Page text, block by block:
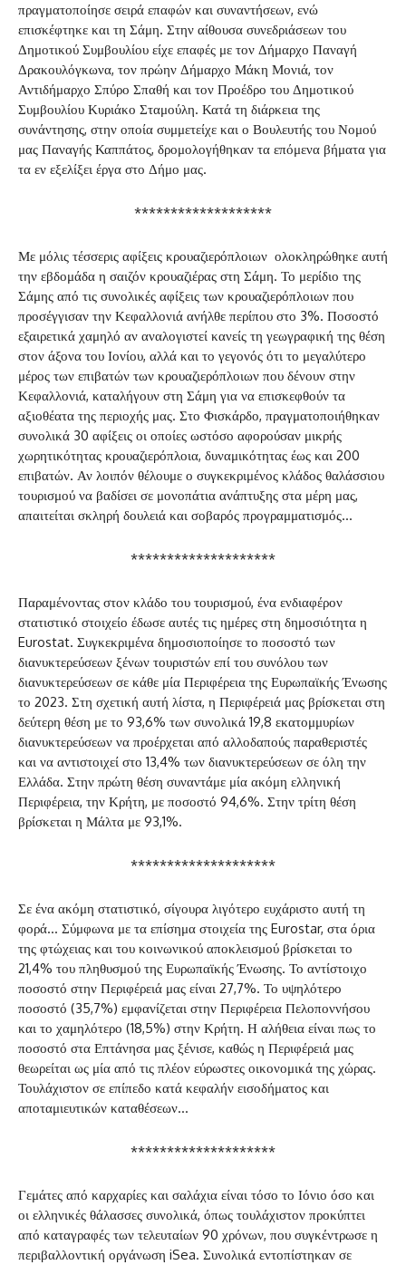
πραγματοποίησε σειρά επαφών και συναντήσεων, ενώ
επισκέφτηκε και τη Σάμη. Στην αίθουσα συνεδριάσεων του
Δημοτικού Συμβουλίου είχε επαφές με τον Δήμαρχο Παναγή
Δρακουλόγκωνα, τον πρώην Δήμαρχο Μάκη Μονιά, τον
Αντιδήμαρχο Σπύρο Σπαθή και τον Προέδρο του Δημοτικού
Συμβουλίου Κυριάκο Σταμούλη. Κατά τη διάρκεια της
συνάντησης, στην οποία συμμετείχε και ο Βουλευτής του Νομού
μας Παναγής Καππάτος, δρομολογήθηκαν τα επόμενα βήματα για
τα εν εξελίξει έργα στο Δήμο μας.
*******************
Με μόλις τέσσερις αφίξεις κρουαζιερόπλοιων ολοκληρώθηκε αυτή
την εβδομάδα η σαιζόν κρουαζιέρας στη Σάμη. Το μερίδιο της
Σάμης από τις συνολικές αφίξεις των κρουαζιερόπλοιων που
προσέγγισαν την Κεφαλλονιά ανήλθε περίπου στο 3%. Ποσοστό
εξαιρετικά χαμηλό αν αναλογιστεί κανείς τη γεωγραφική της θέση
στον άξονα του Ιονίου, αλλά και το γεγονός ότι το μεγαλύτερο
μέρος των επιβατών των κρουαζιερόπλοιων που δένουν στην
Κεφαλλονιά, καταλήγουν στη Σάμη για να επισκεφθούν τα
αξιοθέατα της περιοχής μας. Στο Φισκάρδο, πραγματοποιήθηκαν
συνολικά 30 αφίξεις οι οποίες ωστόσο αφορούσαν μικρής
χωρητικότητας κρουαζιερόπλοια, δυναμικότητας έως και 200
επιβατών. Αν λοιπόν θέλουμε ο συγκεκριμένος κλάδος θαλάσσιου
τουρισμού να βαδίσει σε μονοπάτια ανάπτυξης στα μέρη μας,
απαιτείται σκληρή δουλειά και σοβαρός προγραμματισμός…
********************
Παραμένοντας στον κλάδο του τουρισμού, ένα ενδιαφέρον
στατιστικό στοιχείο έδωσε αυτές τις ημέρες στη δημοσιότητα η
Eurostat. Συγκεκριμένα δημοσιοποίησε το ποσοστό των
διανυκτερεύσεων ξένων τουριστών επί του συνόλου των
διανυκτερεύσεων σε κάθε μία Περιφέρεια της Ευρωπαϊκής Ένωσης
το 2023. Στη σχετική αυτή λίστα, η Περιφέρειά μας βρίσκεται στη
δεύτερη θέση με το 93,6% των συνολικά 19,8 εκατομμυρίων
διανυκτερεύσεων να προέρχεται από αλλοδαπούς παραθεριστές
και να αντιστοιχεί στο 13,4% των διανυκτερεύσεων σε όλη την
Ελλάδα. Στην πρώτη θέση συναντάμε μία ακόμη ελληνική
Περιφέρεια, την Κρήτη, με ποσοστό 94,6%. Στην τρίτη θέση
βρίσκεται η Μάλτα με 93,1%.
********************
Σε ένα ακόμη στατιστικό, σίγουρα λιγότερο ευχάριστο αυτή τη
φορά… Σύμφωνα με τα επίσημα στοιχεία της Eurostar, στα όρια
της φτώχειας και του κοινωνικού αποκλεισμού βρίσκεται το
21,4% του πληθυσμού της Ευρωπαϊκής Ένωσης. Το αντίστοιχο
ποσοστό στην Περιφέρειά μας είναι 27,7%. Το υψηλότερο
ποσοστό (35,7%) εμφανίζεται στην Περιφέρεια Πελοποννήσου
και το χαμηλότερο (18,5%) στην Κρήτη. Η αλήθεια είναι πως το
ποσοστό στα Επτάνησα μας ξένισε, καθώς η Περιφέρειά μας
θεωρείται ως μία από τις πλέον εύρωστες οικονομικά της χώρας.
Τουλάχιστον σε επίπεδο κατά κεφαλήν εισοδήματος και
αποταμιευτικών καταθέσεων…
********************
Γεμάτες από καρχαρίες και σαλάχια είναι τόσο το Ιόνιο όσο και
οι ελληνικές θάλασσες συνολικά, όπως τουλάχιστον προκύπτει
από καταγραφές των τελευταίων 90 χρόνων, που συγκέντρωσε η
περιβαλλοντική οργάνωση iSea. Συνολικά εντοπίστηκαν σε